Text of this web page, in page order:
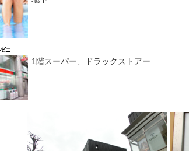
1階スーパー、ドラックストアー